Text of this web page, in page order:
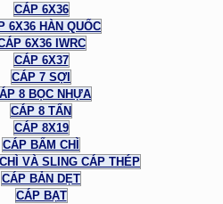
CÁP 6X36
6X36 HÀN QUỐC
6X36 IWRC
CÁP 6X37
CÁP 7 SỢI
8 BỌC NHỰA
CÁP 8 TẤN
CÁP 8X19
CÁP BẤM CHÌ
VÀ SLING CÁP THÉP
CÁP BẢN DẸT
CÁP BẠT